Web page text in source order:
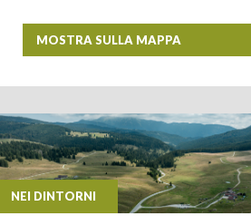
MOSTRA SULLA MAPPA
+
−
NEI DINTORNI